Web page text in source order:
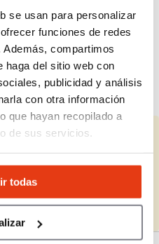
se usan para personalizar
funciones de redes
compartimos
haga del sitio web con
publicidad y análisis
con otra información
que hayan recopilado a
de sus servicios.
todas
Roma’s?
actualiza los datos.